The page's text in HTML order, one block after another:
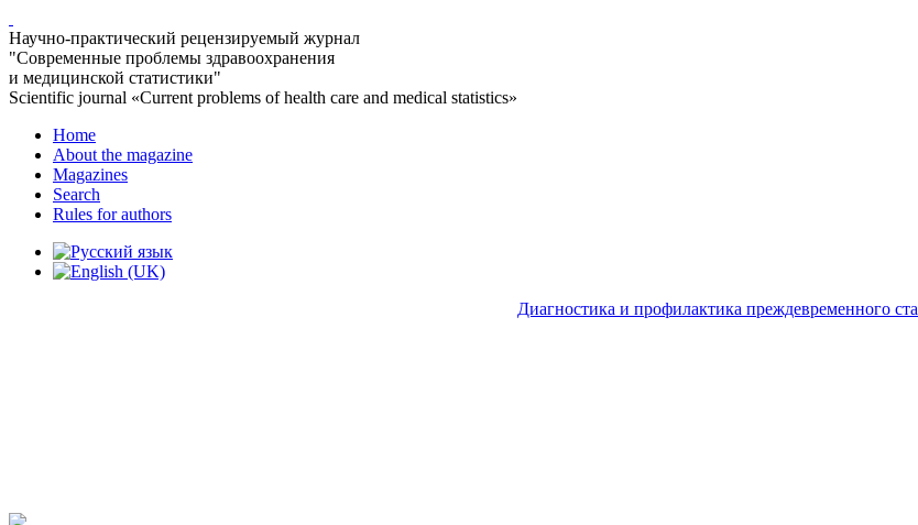
Научно-практический рецензируемый журнал
"Современные проблемы здравоохранения
и медицинской статистики"
Scientific journal «Current problems of health care and medical statistics»
Home
About the magazine
Magazines
Search
Rules for authors
Диагностика и профилактика преждевременного